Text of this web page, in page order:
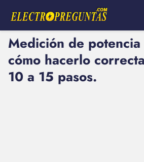
Medición de
cómo hacerlo
10 a 15 pasos.